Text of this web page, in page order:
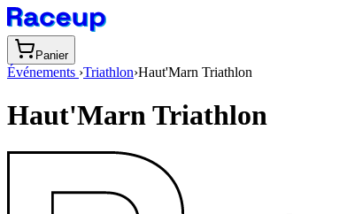
Panier
Événements ›Triathlon›Haut'Marn Triathlon
Haut'Marn Triathlon